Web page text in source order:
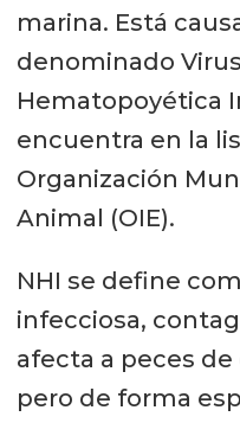
marina. Está
denominado
Hematopoyética
encuentra en la
Organización
Animal (OIE).
NHI se define
infecciosa,
afecta a peces de
pero de forma